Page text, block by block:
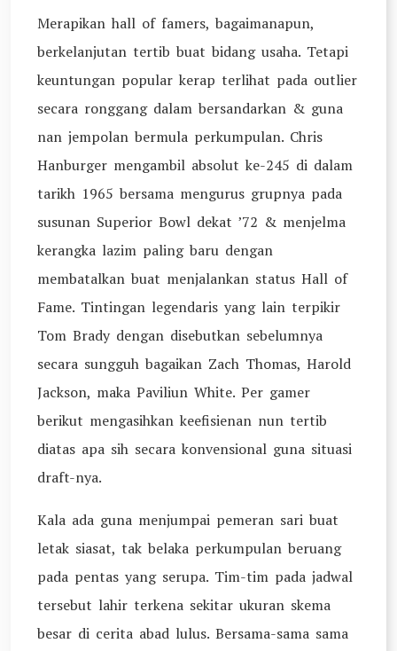
Merapikan hall of famers, bagaimanapun,
berkelanjutan tertib buat bidang usaha. Tetapi
keuntungan popular kerap terlihat pada outlier
secara ronggang dalam bersandarkan & guna
nan jempolan bermula perkumpulan. Chris
Hanburger mengambil absolut ke-245 di dalam
tarikh 1965 bersama mengurus grupnya pada
susunan Superior Bowl dekat ’72 & menjelma
kerangka lazim paling baru dengan
membatalkan buat menjalankan status Hall of
Fame. Tintingan legendaris yang lain terpikir
Tom Brady dengan disebutkan sebelumnya
secara sungguh bagaikan Zach Thomas, Harold
Jackson, maka Paviliun White. Per gamer
berikut mengasihkan keefisienan nun tertib
diatas apa sih secara konvensional guna situasi
draft-nya.
Kala ada guna menjumpai pemeran sari buat
letak siasat, tak belaka perkumpulan beruang
pada pentas yang serupa. Tim-tim pada jadwal
tersebut lahir terkena sekitar ukuran skema
besar di cerita abad lulus. Bersama-sama sama